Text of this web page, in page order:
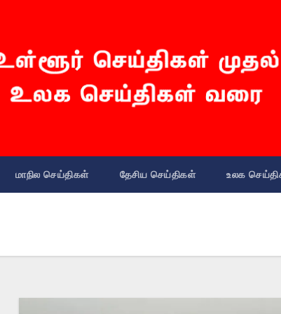
மாநில செய்திகள் தேசிய செய்திகள் உலக